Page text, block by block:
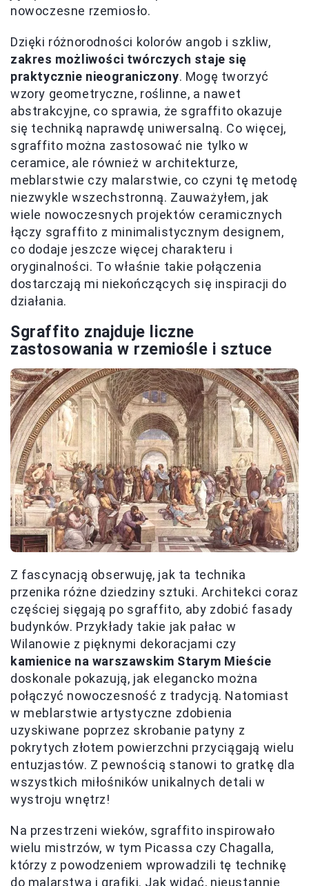
nowoczesne rzemiosło.
Dzięki różnorodności kolorów angob i szkliw,
zakres możliwości twórczych staje się
praktycznie nieograniczony. Mogę tworzyć
wzory geometryczne, roślinne, a nawet
abstrakcyjne, co sprawia, że sgraffito okazuje
się techniką naprawdę uniwersalną. Co więcej,
sgraffito można zastosować nie tylko w
ceramice, ale również w architekturze,
meblarstwie czy malarstwie, co czyni tę metodę
niezwykle wszechstronną. Zauważyłem, jak
wiele nowoczesnych projektów ceramicznych
łączy sgraffito z minimalistycznym designem,
co dodaje jeszcze więcej charakteru i
oryginalności. To właśnie takie połączenia
dostarczają mi niekończących się inspiracji do
działania.
Sgraffito znajduje liczne
zastosowania w rzemiośle i sztuce
Z fascynacją obserwuję, jak ta technika
przenika różne dziedziny sztuki. Architekci coraz
częściej sięgają po sgraffito, aby zdobić fasady
budynków. Przykłady takie jak pałac w
Wilanowie z pięknymi dekoracjami czy
kamienice na warszawskim Starym Mieście
doskonale pokazują, jak elegancko można
połączyć nowoczesność z tradycją. Natomiast
w meblarstwie artystyczne zdobienia
uzyskiwane poprzez skrobanie patyny z
pokrytych złotem powierzchni przyciągają wielu
entuzjastów. Z pewnością stanowi to gratkę dla
wszystkich miłośników unikalnych detali w
wystroju wnętrz!
Na przestrzeni wieków, sgraffito inspirowało
wielu mistrzów, w tym Picassa czy Chagalla,
którzy z powodzeniem wprowadzili tę technikę
do malarstwa i grafiki. Jak widać, nieustannie